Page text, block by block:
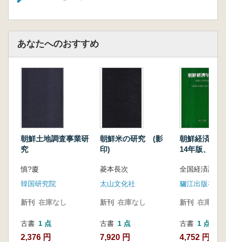
あなたへのおすすめ
朝鮮土地調査事業研
究
慎?廈
韓国研究院
新刊 在庫なし
古書 1 点
2,376 円
朝鮮米の研究 (影
印)
菱本長次
太山文化社
新刊 在庫なし
古書 1 点
7,920 円
朝鮮経済年
14年版、昭
版 3冊セッ
印)
驪江出版社
新刊 在庫なし
古書 1 点
4,752 円